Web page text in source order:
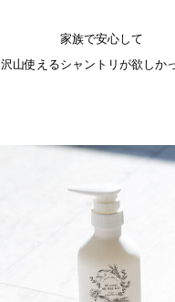
家族で安心して
沢山使えるシャントリが欲しか